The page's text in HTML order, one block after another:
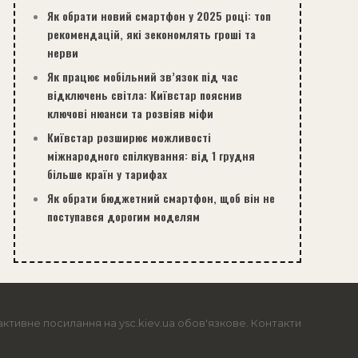
Як обрати новий смартфон у 2025 році: топ
рекомендацій, які зекономлять гроші та
нерви
Як працює мобільний зв’язок під час
відключень світла: Київстар пояснив
ключові нюанси та розвіяв міфи
Київстар розширює можливості
міжнародного спілкування: від 1 грудня
більше країн у тарифах
Як обрати бюджетний смартфон, щоб він не
поступався дорогим моделям
посилання на ysc.kiev.ua обов'язкове. Контакти